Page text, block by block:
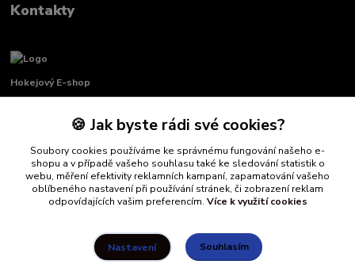
Kontakty
Hokejový E-shop
Renata Křenková
+420 739 339 689
Po-Pá, 8:00-16:00 pauza 11:00-13:00
info@hockeydefender.cz
🍪 Jak byste rádi své cookies?
Soubory cookies používáme ke správnému fungování našeho e-
shopu a v případě vašeho souhlasu také ke sledování statistik o
webu, měření efektivity reklamních kampaní, zapamatování vašeho
oblíbeného nastavení při používání stránek, či zobrazení reklam
odpovídajících vašim preferencím. Více k využití cookies
Nastavení Souhlasím